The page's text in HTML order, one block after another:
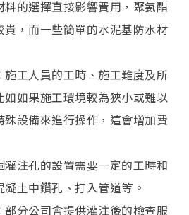
料的選擇直接影響費用，聚氨酯
，而一些簡單的水泥基防水材
施工人員的工時、施工難度及所
如果施工環境較為狹小或難以
設備來進行操作，這會增加費
灌注孔的設置需要一定的工時和
土中鑽孔、打入管道等。
部分公司會提供灌注後的檢查服